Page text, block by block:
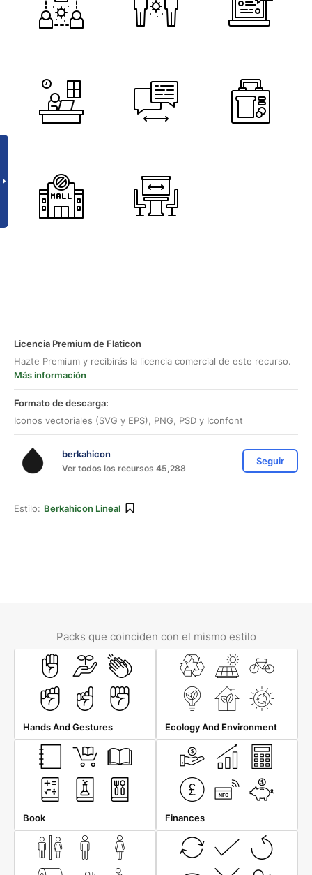
Licencia Premium de Flaticon
Hazte Premium y recibirás la licencia comercial de este recurso.
Más información
Formato de descarga:
Iconos vectoriales (SVG y EPS), PNG, PSD y Iconfont
berkahicon
Ver todos los recursos 45,288
Seguir
Estilo: Berkahicon Lineal
Packs que coinciden con el mismo estilo
Hands And Gestures Ecology And Environment
Book Finances